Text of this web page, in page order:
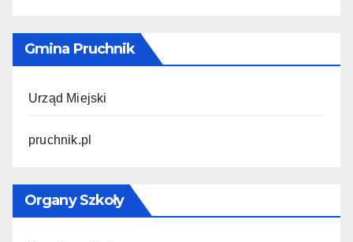
Gmina Pruchnik
Urząd Miejski
pruchnik.pl
Organy Szkoły